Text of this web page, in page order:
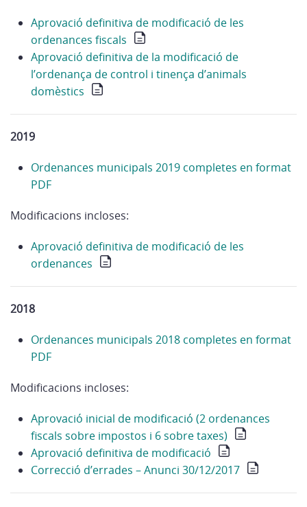
Aprovació definitiva de modificació de les
ordenances fiscals
Aprovació definitiva de la modificació de
l’ordenança de control i tinença d’animals
domèstics
2019
Ordenances municipals 2019 completes en format
PDF
Modificacions incloses:
Aprovació definitiva de modificació de les
ordenances
2018
Ordenances municipals 2018 completes en format
PDF
Modificacions incloses:
Aprovació inicial de modificació (2 ordenances
fiscals sobre impostos i 6 sobre taxes)
Aprovació definitiva de modificació
Correcció d’errades – Anunci 30/12/2017